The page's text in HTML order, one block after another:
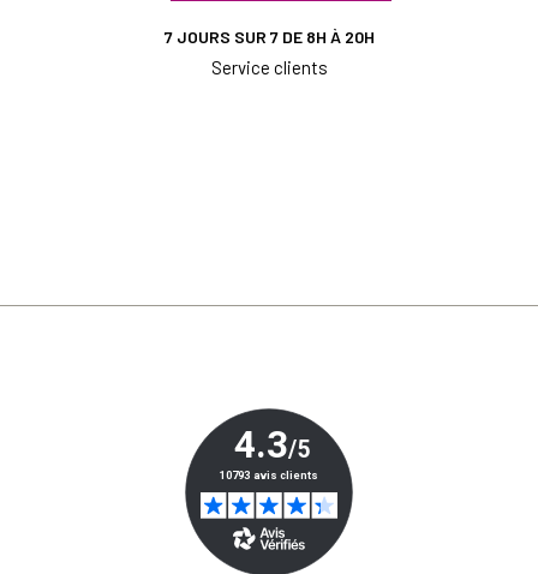
7 JOURS SUR 7 DE 8H À 20H
Service clients